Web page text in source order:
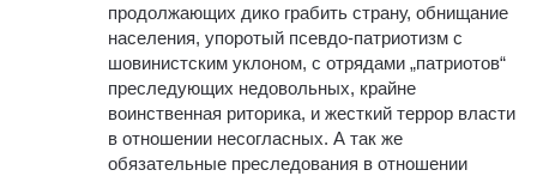
продолжающих дико грабить страну, обнищание
населения, упоротый псевдо-патриотизм с
шовинистским уклоном, с отрядами „патриотов“
преследующих недовольных, крайне
воинственная риторика, и жесткий террор власти
в отношении несогласных. А так же
обязательные преследования в отношении